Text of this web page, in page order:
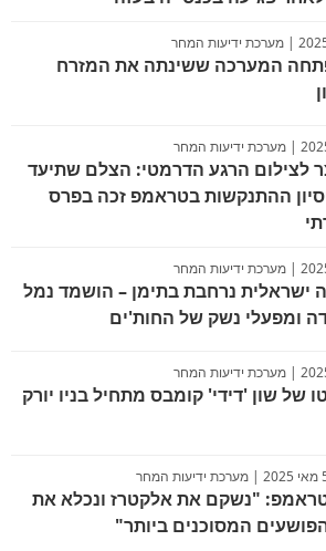
המערכה ששינתה את המזרח
לצילום הרגע הדרמטי: הצלם שתיעד
ההתנקשות בטראמפ זכה בפרס
ישראלית נרחבת בתימן – הושמד נמל
ומפעלי נשק של החות'ים
של שון 'דידי' קומבס מתחיל בניו יורק
ידיעות המחר
"נשקם את אלקטרז ונכלא את
המסוכנים ביותר"